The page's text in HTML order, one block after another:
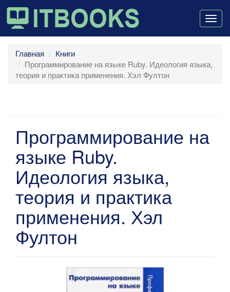
Главная
Книги
Программирование на языке Ruby. Идеология языка,
теория и практика применения. Хэл Фултон
Программирование на
языке Ruby.
Идеология языка,
теория и практика
применения. Хэл
Фултон